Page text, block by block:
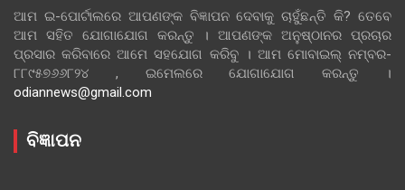
ଆମ ଇ-ପୋର୍ଟାଲରେ ଆପଣଙ୍କ ବିଜ୍ଞାପନ ଦେବାକୁ ଚାହୁଁଛନ୍ତି କି? ତେବେ
ଆମ ସହିତ ଯୋଗାଯୋଗ କରନ୍ତୁ । ଆପଣଙ୍କ ଅନୁଷ୍ଠାନର ପ୍ରଚାର
ପ୍ରସାର କରିବାରେ ଆମେ ସହଯୋଗ କରିବୁ । ଆମ ମୋବାଇଲ୍ ନମ୍ବର-
୮୮୯୫୭୬୬୮୨୪ , ଇମେଲରେ ଯୋଗାଯୋଗ କରନ୍ତୁ ।
odiannews@gmail.com
ବିଜ୍ଞାପନ